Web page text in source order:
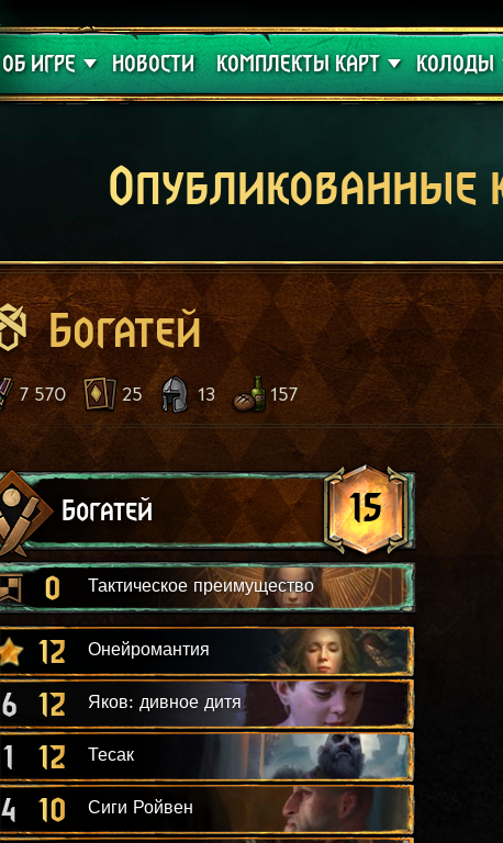
ОБ ИГРЕ
Поддержка
НОВОСТИ КОМПЛЕКТЫ КАРТ
Алое проклятие
КОЛОДЫ
Гайды
Опубликованные
Богатей
7 570 25 13 157
Богатей 15
0 Тактическое преимущество
12 Онейромантия
6 12 Яков: дивное дитя
1 12 Тесак
4 10 Сиги Ройвен